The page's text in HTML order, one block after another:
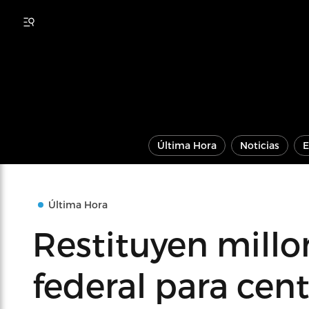
Última Hora Noticias
Última Hora
Restituyen
federal para